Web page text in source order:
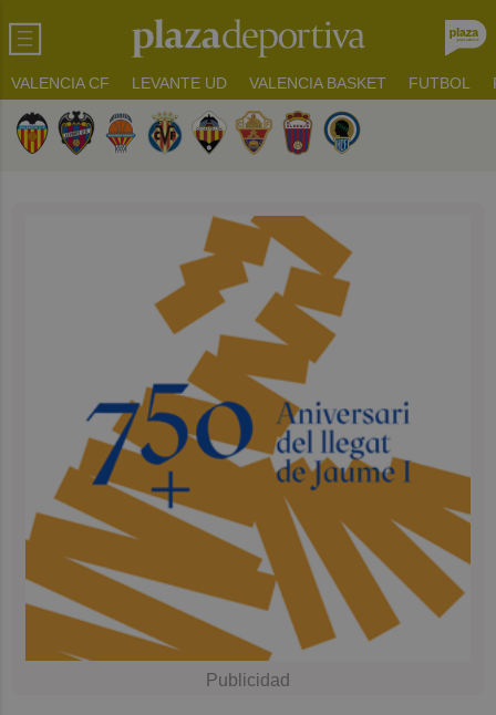
VALENCIA CF LEVANTE UD VALENCIA BASKET FUTBOL